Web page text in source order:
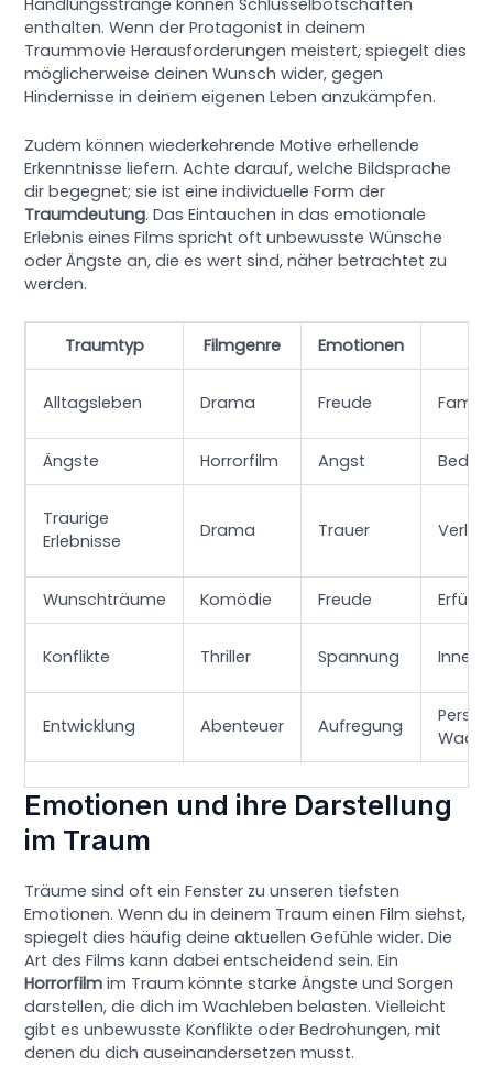
enthalten. Wenn der Protagonist in deinem
Traummovie Herausforderungen meistert, spiegelt dies
möglicherweise deinen Wunsch wider, gegen
Hindernisse in deinem eigenen Leben anzukämpfen.
Zudem können wiederkehrende Motive erhellende
Erkenntnisse liefern. Achte darauf, welche Bildsprache
dir begegnet; sie ist eine individuelle Form der
Traumdeutung. Das Eintauchen in das emotionale
Erlebnis eines Films spricht oft unbewusste Wünsche
oder Ängste an, die es wert sind, näher betrachtet zu
werden.
Traumtyp Filmgenre Emotionen
Alltagsleben Drama Freude
Ängste Horrorfilm Angst
Traurige
Erlebnisse
Drama Trauer Verlust
Wunschträume Komödie Freude
Konflikte Thriller Spannung Innere
Entwicklung Abenteuer Aufregung
Emotionen und ihre Darstellung
im Traum
Träume sind oft ein Fenster zu unseren tiefsten
Emotionen. Wenn du in deinem Traum einen Film siehst,
spiegelt dies häufig deine aktuellen Gefühle wider. Die
Art des Films kann dabei entscheidend sein. Ein
Horrorfilm im Traum könnte starke Ängste und Sorgen
darstellen, die dich im Wachleben belasten. Vielleicht
gibt es unbewusste Konflikte oder Bedrohungen, mit
denen du dich auseinandersetzen musst.